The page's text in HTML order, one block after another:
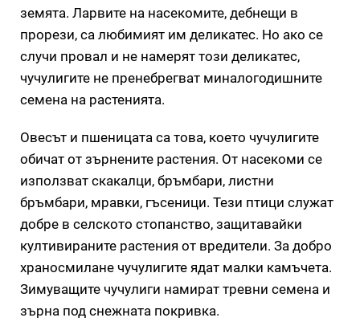
земята. Ларвите на насекомите, дебнещи в
прорези, са любимият им деликатес. Но ако се
случи провал и не намерят този деликатес,
чучулигите не пренебрегват миналогодишните
семена на растенията.
Овесът и пшеницата са това, което чучулигите
обичат от зърнените растения. От насекоми се
използват скакалци, бръмбари, листни
бръмбари, мравки, гъсеници. Тези птици служат
добре в селското стопанство, защитавайки
култивираните растения от вредители. За добро
храносмилане чучулигите ядат малки камъчета.
Зимуващите чучулиги намират тревни семена и
зърна под снежната покривка.